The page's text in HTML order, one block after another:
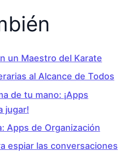
un Maestro del Karate
al Alcance de Todos
de tu mano: ¡Apps
jugar!
Apps de Organización
espiar las conversaciones